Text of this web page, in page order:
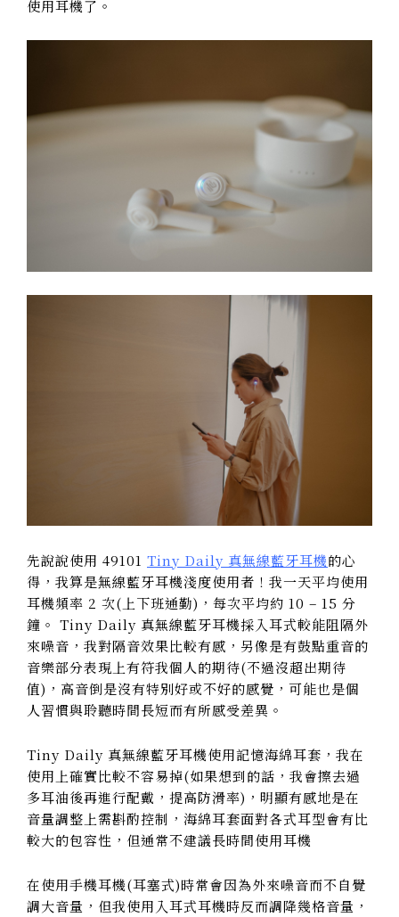
使用耳機了。
先說說使用 49101 Tiny Daily 真無線藍牙耳機的心
得，我算是無線藍牙耳機淺度使用者！我一天平均使用
耳機頻率 2 次(上下班通勤)，每次平均約 10 – 15 分
鐘。 Tiny Daily 真無線藍牙耳機採入耳式較能阻隔外
來噪音，我對隔音效果比較有感，另像是有鼓點重音的
音樂部分表現上有符我個人的期待(不過沒超出期待
值)，高音倒是沒有特別好或不好的感覺，可能也是個
人習慣與聆聽時間長短而有所感受差異。
Tiny Daily 真無線藍牙耳機使用記憶海綿耳套，我在
使用上確實比較不容易掉(如果想到的話，我會擦去過
多耳油後再進行配戴，提高防滑率)，明顯有感地是在
音量調整上需斟酌控制，海綿耳套面對各式耳型會有比
較大的包容性，但通常不建議長時間使用耳機
在使用手機耳機(耳塞式)時常會因為外來噪音而不自覺
調大音量，但我使用入耳式耳機時反而調降幾格音量，